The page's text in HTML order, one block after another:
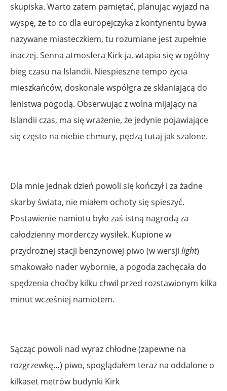
skupiska. Warto zatem pamiętać, planując wyjazd na
wyspę, że to co dla europejczyka z kontynentu bywa
nazywane miasteczkiem, tu rozumiane jest zupełnie
inaczej. Senna atmosfera Kirk-ja, wtapia się w ogólny
bieg czasu na Islandii. Niespieszne tempo życia
mieszkańców, doskonale współgra ze skłaniającą do
lenistwa pogodą. Obserwując z wolna mijający na
Islandii czas, ma się wrażenie, że jedynie pojawiające
się często na niebie chmury, pędzą tutaj jak szalone.
Dla mnie jednak dzień powoli się kończył i za żadne
skarby świata, nie miałem ochoty się spieszyć.
Postawienie namiotu było zaś istną nagrodą za
całodzienny morderczy wysiłek. Kupione w
przydrożnej stacji benzynowej piwo (w wersji light)
smakowało nader wybornie, a pogoda zachęcała do
spędzenia choćby kilku chwil przed rozstawionym kilka
minut wcześniej namiotem.
Sącząc powoli nad wyraz chłodne (zapewne na
rozgrzewkę…) piwo, spoglądałem teraz na oddalone o
kilkaset metrów budynki Kirk